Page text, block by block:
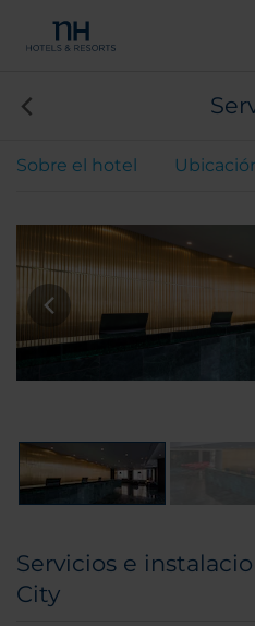
Sobre el hotel
Servicios e
City